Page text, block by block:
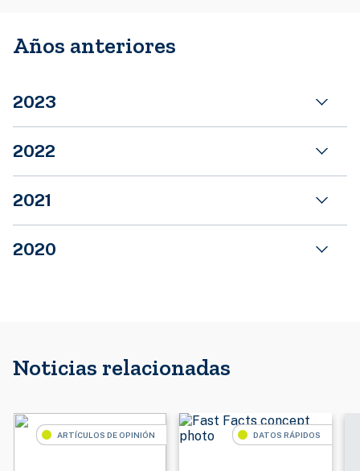
Años anteriores
2023
2022
2021
2020
Noticias relacionadas
ARTÍCULOS DE OPINIÓN DATOS RÁPIDOS